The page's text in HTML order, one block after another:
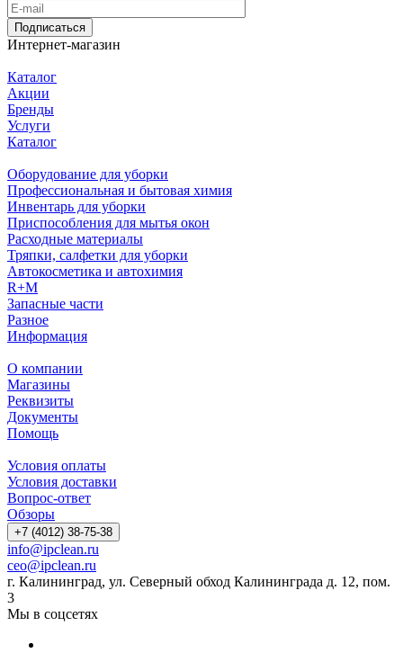
Подписаться
Интернет-магазин
Каталог
Акции
Бренды
Услуги
Каталог
Оборудование для уборки
Профессиональная и бытовая химия
Инвентарь для уборки
Приспособления для мытья окон
Расходные материалы
Тряпки, салфетки для уборки
Автокосметика и автохимия
R+M
Запасные части
Разное
Информация
О компании
Магазины
Реквизиты
Документы
Помощь
Условия оплаты
Условия доставки
Вопрос-ответ
Обзоры
+7 (4012) 38-75-38
info@ipclean.ru
ceo@ipclean.ru
г. Калининград, ул. Северный обход Калининграда д. 12, пом.
3
Мы в соцсетях